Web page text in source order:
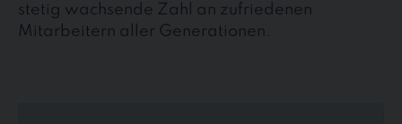
stetig wachsende Zahl an zufriedenen
Mitarbeitern aller Generationen.